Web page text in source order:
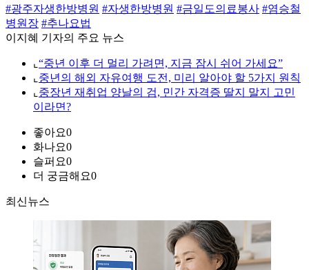
#광주자생한방병원 #자생한방병원 #금일도의료봉사 #염승철
병원장 #추나요법
이지혜 기자의 주요 뉴스
⌞ “중년 이후 더 멀리 가려면, 지금 잠시 쉬어 가세요”
⌞ 중년의 해외 자유여행 도전, 미리 알아야 할 5가지 원칙
⌞ 중장년 재취업 양날의 검, 민간 자격증 딸지 말지 고민
이라면?
좋아요0
화나요0
슬퍼요0
더 궁금해요0
최신뉴스